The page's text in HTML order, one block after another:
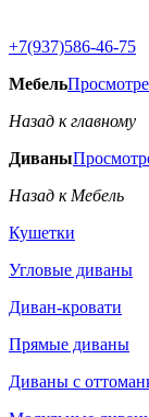
+7(937)586-46-75
Мебель
Назад к главному
Диваны
Назад к Мебель
Кушетки
Угловые диваны
Диван-кровати
Прямые диваны
Диваны с